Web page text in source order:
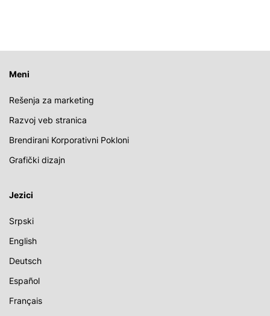
Meni
Rešenja za marketing
Razvoj veb stranica
Brendirani Korporativni Pokloni
Grafički dizajn
Jezici
Srpski
English
Deutsch
Español
Français